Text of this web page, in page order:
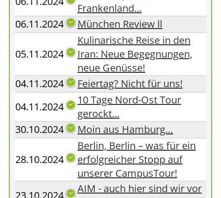
Frankenland...
06.11.2024
München Review ll
05.11.2024
Kulinarische Reise in den
Iran: Neue Begegnungen,
neue Genüsse!
04.11.2024
Feiertag? Nicht für uns!
04.11.2024
10 Tage Nord-Ost Tour
gerockt...
30.10.2024
Moin aus Hamburg…
28.10.2024
Berlin, Berlin – was für ein
erfolgreicher Stopp auf
unserer CampusTour!
23.10.2024
AIM - auch hier sind wir vor